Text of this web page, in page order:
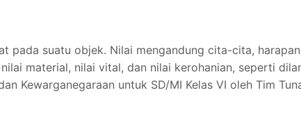
pada suatu objek. Nilai mengandung cita-cita,
material, nilai vital, dan nilai kerohanian, seperti
Kewarganegaraan untuk SD/MI Kelas VI oleh Tim